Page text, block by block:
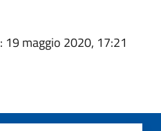
: 19 maggio 2020, 17:21